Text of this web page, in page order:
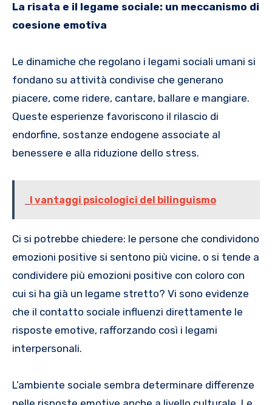
La risata e il legame sociale: un meccanismo di
coesione emotiva
Le dinamiche che regolano i legami sociali umani si
fondano su attività condivise che generano
piacere, come ridere, cantare, ballare e mangiare.
Queste esperienze favoriscono il rilascio di
endorfine, sostanze endogene associate al
benessere e alla riduzione dello stress.
I vantaggi psicologici del bilinguismo
Ci si potrebbe chiedere: le persone che condividono
emozioni positive si sentono più vicine, o si tende a
condividere più emozioni positive con coloro con
cui si ha già un legame stretto? Vi sono evidenze
che il contatto sociale influenzi direttamente le
risposte emotive, rafforzando così i legami
interpersonali.
L’ambiente sociale sembra determinare differenze